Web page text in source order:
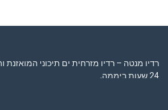
רדיו מנטה – רדיו מזרחית ים תיכוני
24 שעות ביממה,